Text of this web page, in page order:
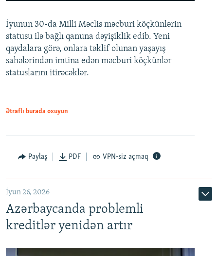
Auto 240p 360p 480p
720p 1080p
360p
480p
720p
İyunun 30-da Milli Məclis məcburi köçkünlərin
statusu ilə bağlı qanuna dəyişiklik edib. Yeni
qaydalara görə, onlara təklif olunan yaşayış
sahələrindən imtina edən məcburi köçkünlər
statuslarını itirəcəklər.
Ətraflı burada oxuyun
Paylaş PDF VPN-siz açmaq
İyun 26, 2026
Azərbaycanda problemli
kreditlər yenidən artır